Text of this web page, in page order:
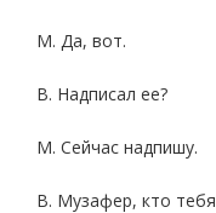
М. Да, вот.
В. Надписал ее?
М. Сейчас надпишу.
В. Музафер, кто